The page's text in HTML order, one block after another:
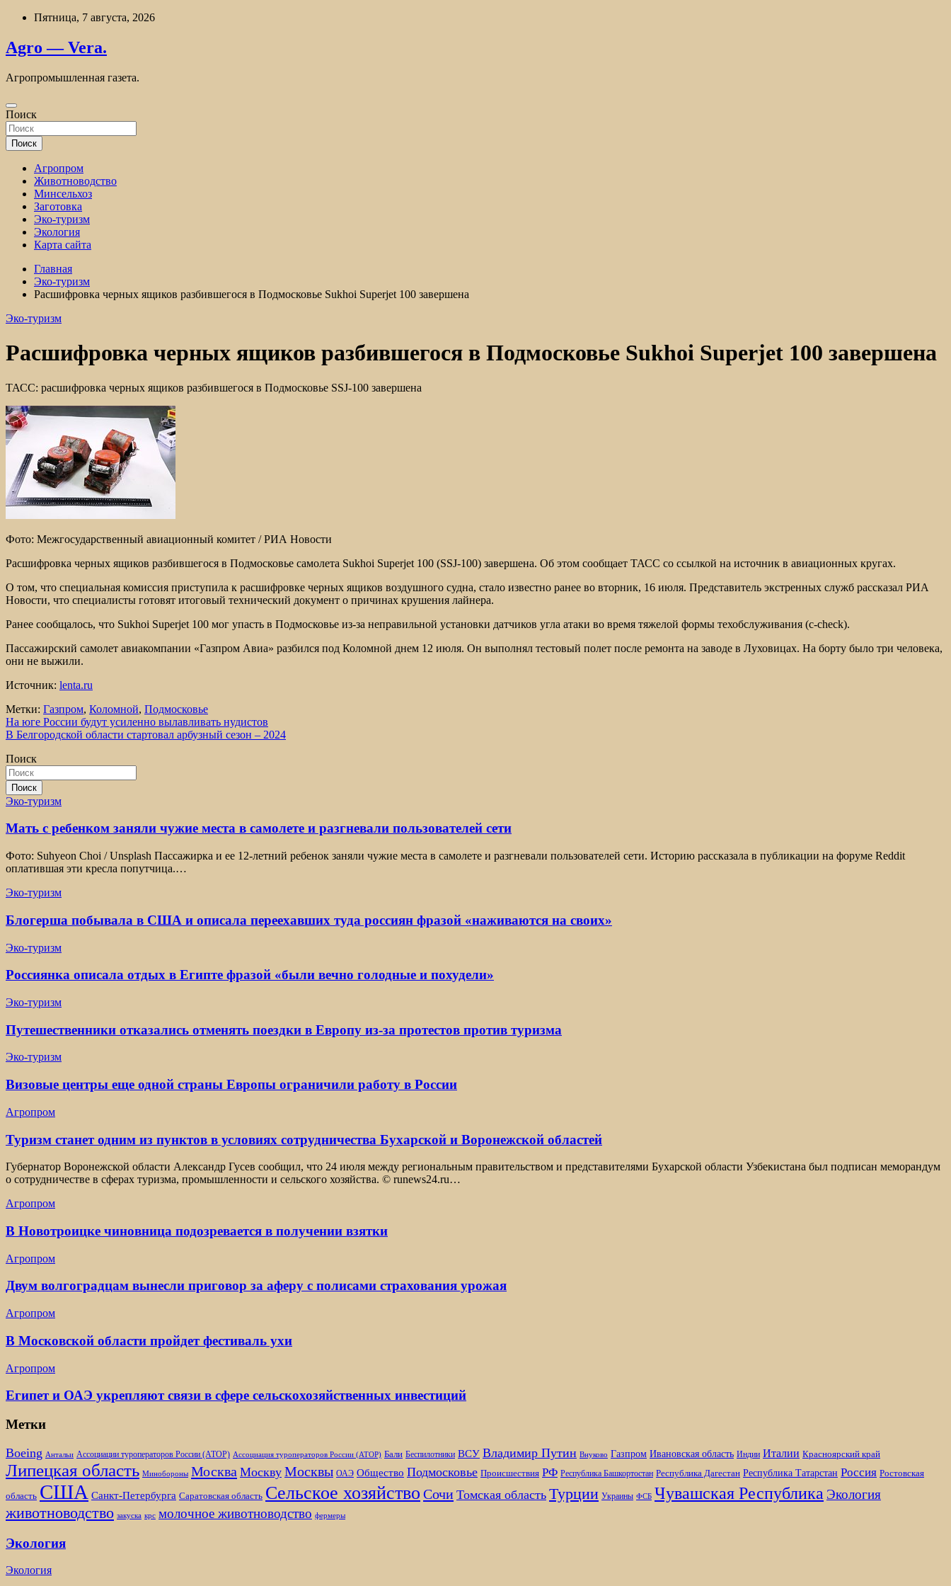
Перейти
содержимому
Пятница, 7 августа, 2026
Agro — Vera.
Агропромышленная газета.
Поиск
Поиск
Агропром
Животноводство
Минсельхоз
Заготовка
Эко-туризм
Экология
Карта сайта
Главная
Эко-туризм
Расшифровка черных ящиков разбившегося в Подмосковье Sukhoi Superjet 100 завершена
Эко-туризм
Расшифровка черных ящиков разбившегося в Подмосковье Sukhoi Superjet 100 завершена
ТАСС: расшифровка черных ящиков разбившегося в Подмосковье SSJ-100 завершена
Фото: Межгосударственный авиационный комитет / РИА Новости
Расшифровка черных ящиков разбившегося в Подмосковье самолета Sukhoi Superjet 100 (SSJ-100) завершена. Об этом сообщает ТАСС со ссылкой на источник в авиационных кругах.
О том, что специальная комиссия приступила к расшифровке черных ящиков воздушного судна, стало известно ранее во вторник, 16 июля. Представитель экстренных служб рассказал РИА
Новости, что специалисты готовят итоговый технический документ о причинах крушения лайнера.
Ранее сообщалось, что Sukhoi Superjet 100 мог упасть в Подмосковье из-за неправильной установки датчиков угла атаки во время тяжелой формы техобслуживания (c-check).
Пассажирский самолет авиакомпании «Газпром Авиа» разбился под Коломной днем 12 июля. Он выполнял тестовый полет после ремонта на заводе в Луховицах. На борту было три человека,
они не выжили.
Источник: lenta.ru
Метки: Газпром, Коломной, Подмосковье
Навигация
по
записям
На юге России будут усиленно вылавливать нудистов
В Белгородской области стартовал арбузный сезон – 2024
Поиск
Поиск
Эко-туризм
Мать с ребенком заняли чужие места в самолете и разгневали пользователей сети
Фото: Suhyeon Choi / Unsplash Пассажирка и ее 12-летний ребенок заняли чужие места в самолете и разгневали пользователей сети. Историю рассказала в публикации на форуме Reddit
оплатившая эти кресла попутчица.…
Эко-туризм
Блогерша побывала в США и описала переехавших туда россиян фразой «наживаются на своих»
Эко-туризм
Россиянка описала отдых в Египте фразой «были вечно голодные и похудели»
Эко-туризм
Путешественники отказались отменять поездки в Европу из-за протестов против туризма
Эко-туризм
Визовые центры еще одной страны Европы ограничили работу в России
Агропром
Туризм станет одним из пунктов в условиях сотрудничества Бухарской и Воронежской областей
Губернатор Воронежской области Александр Гусев сообщил, что 24 июля между региональным правительством и представителями Бухарской области Узбекистана был подписан меморандум
о сотрудничестве в сферах туризма, промышленности и сельского хозяйства. © runews24.ru…
Агропром
В Новотроицке чиновница подозревается в получении взятки
Агропром
Двум волгоградцам вынесли приговор за аферу с полисами страхования урожая
Агропром
В Московской области пройдет фестиваль ухи
Агропром
Египет и ОАЭ укрепляют связи в сфере сельскохозяйственных инвестиций
Метки
Boeing Антальи Ассоциации туроператоров России (АТОР) Ассоциация туроператоров России (АТОР) Бали Беспилотники ВСУ Владимир Путин Внуково Газпром Ивановская область Индии Италии Красноярский край
Липецкая область Минобороны Москва Москву Москвы ОАЭ Общество Подмосковье Происшествия РФ Республика Башкортостан Республика Дагестан Республика Татарстан Россия Ростовская
область США Санкт-Петербурга Саратовская область Сельское хозяйство Сочи Томская область Турции Украины ФСБ Чувашская Республика Экология
животноводство закуска крс молочное животноводство фермеры
Экология
Экология